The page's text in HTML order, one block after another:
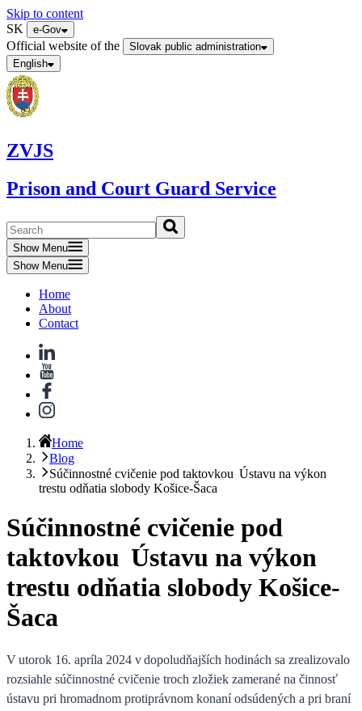
Skip to content
SK
e-Gov
Official website of the
Slovak public administration
English
ZVJS
Prison and Court Guard Service
Show Menu
Show Menu
Home
About
Contact
Home
Blog
Súčinnostné cvičenie pod taktovkou Ústavu na výkon
trestu odňatia slobody Košice-Šaca
Súčinnostné cvičenie pod
taktovkou Ústavu na výkon
trestu odňatia slobody Košice-
Šaca
V utorok 16. apríla 2024 v dopoludňajších hodinách sa zrealizovalo
rozsiahle súčinnostné cvičenie troch zložiek zamerané na činnosť
ústavu pri hromadnom protiprávnom konaní odsúdených a pri braní